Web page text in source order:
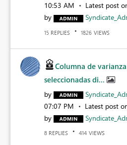
10:53 AM
Latest post
by
15 REPLIES 1826 VIEWS
Columna de
seleccionadas di...
by
07:07 PM
Latest post
by
8 REPLIES 414 VIEWS